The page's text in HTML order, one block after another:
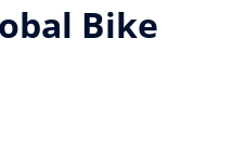
Bike